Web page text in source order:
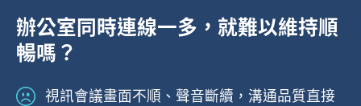
辦公室同時連線一多，就難以維持順
暢嗎？
視訊會議畫面不順、聲音斷續，溝通品質直接